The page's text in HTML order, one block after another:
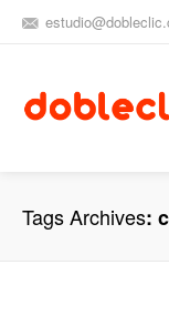
Tags Archives